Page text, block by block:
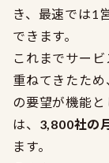
き、最速では1
できます。
これまでサー
重ねてきたた
の要望が機能
は、 3,800社の
ます。